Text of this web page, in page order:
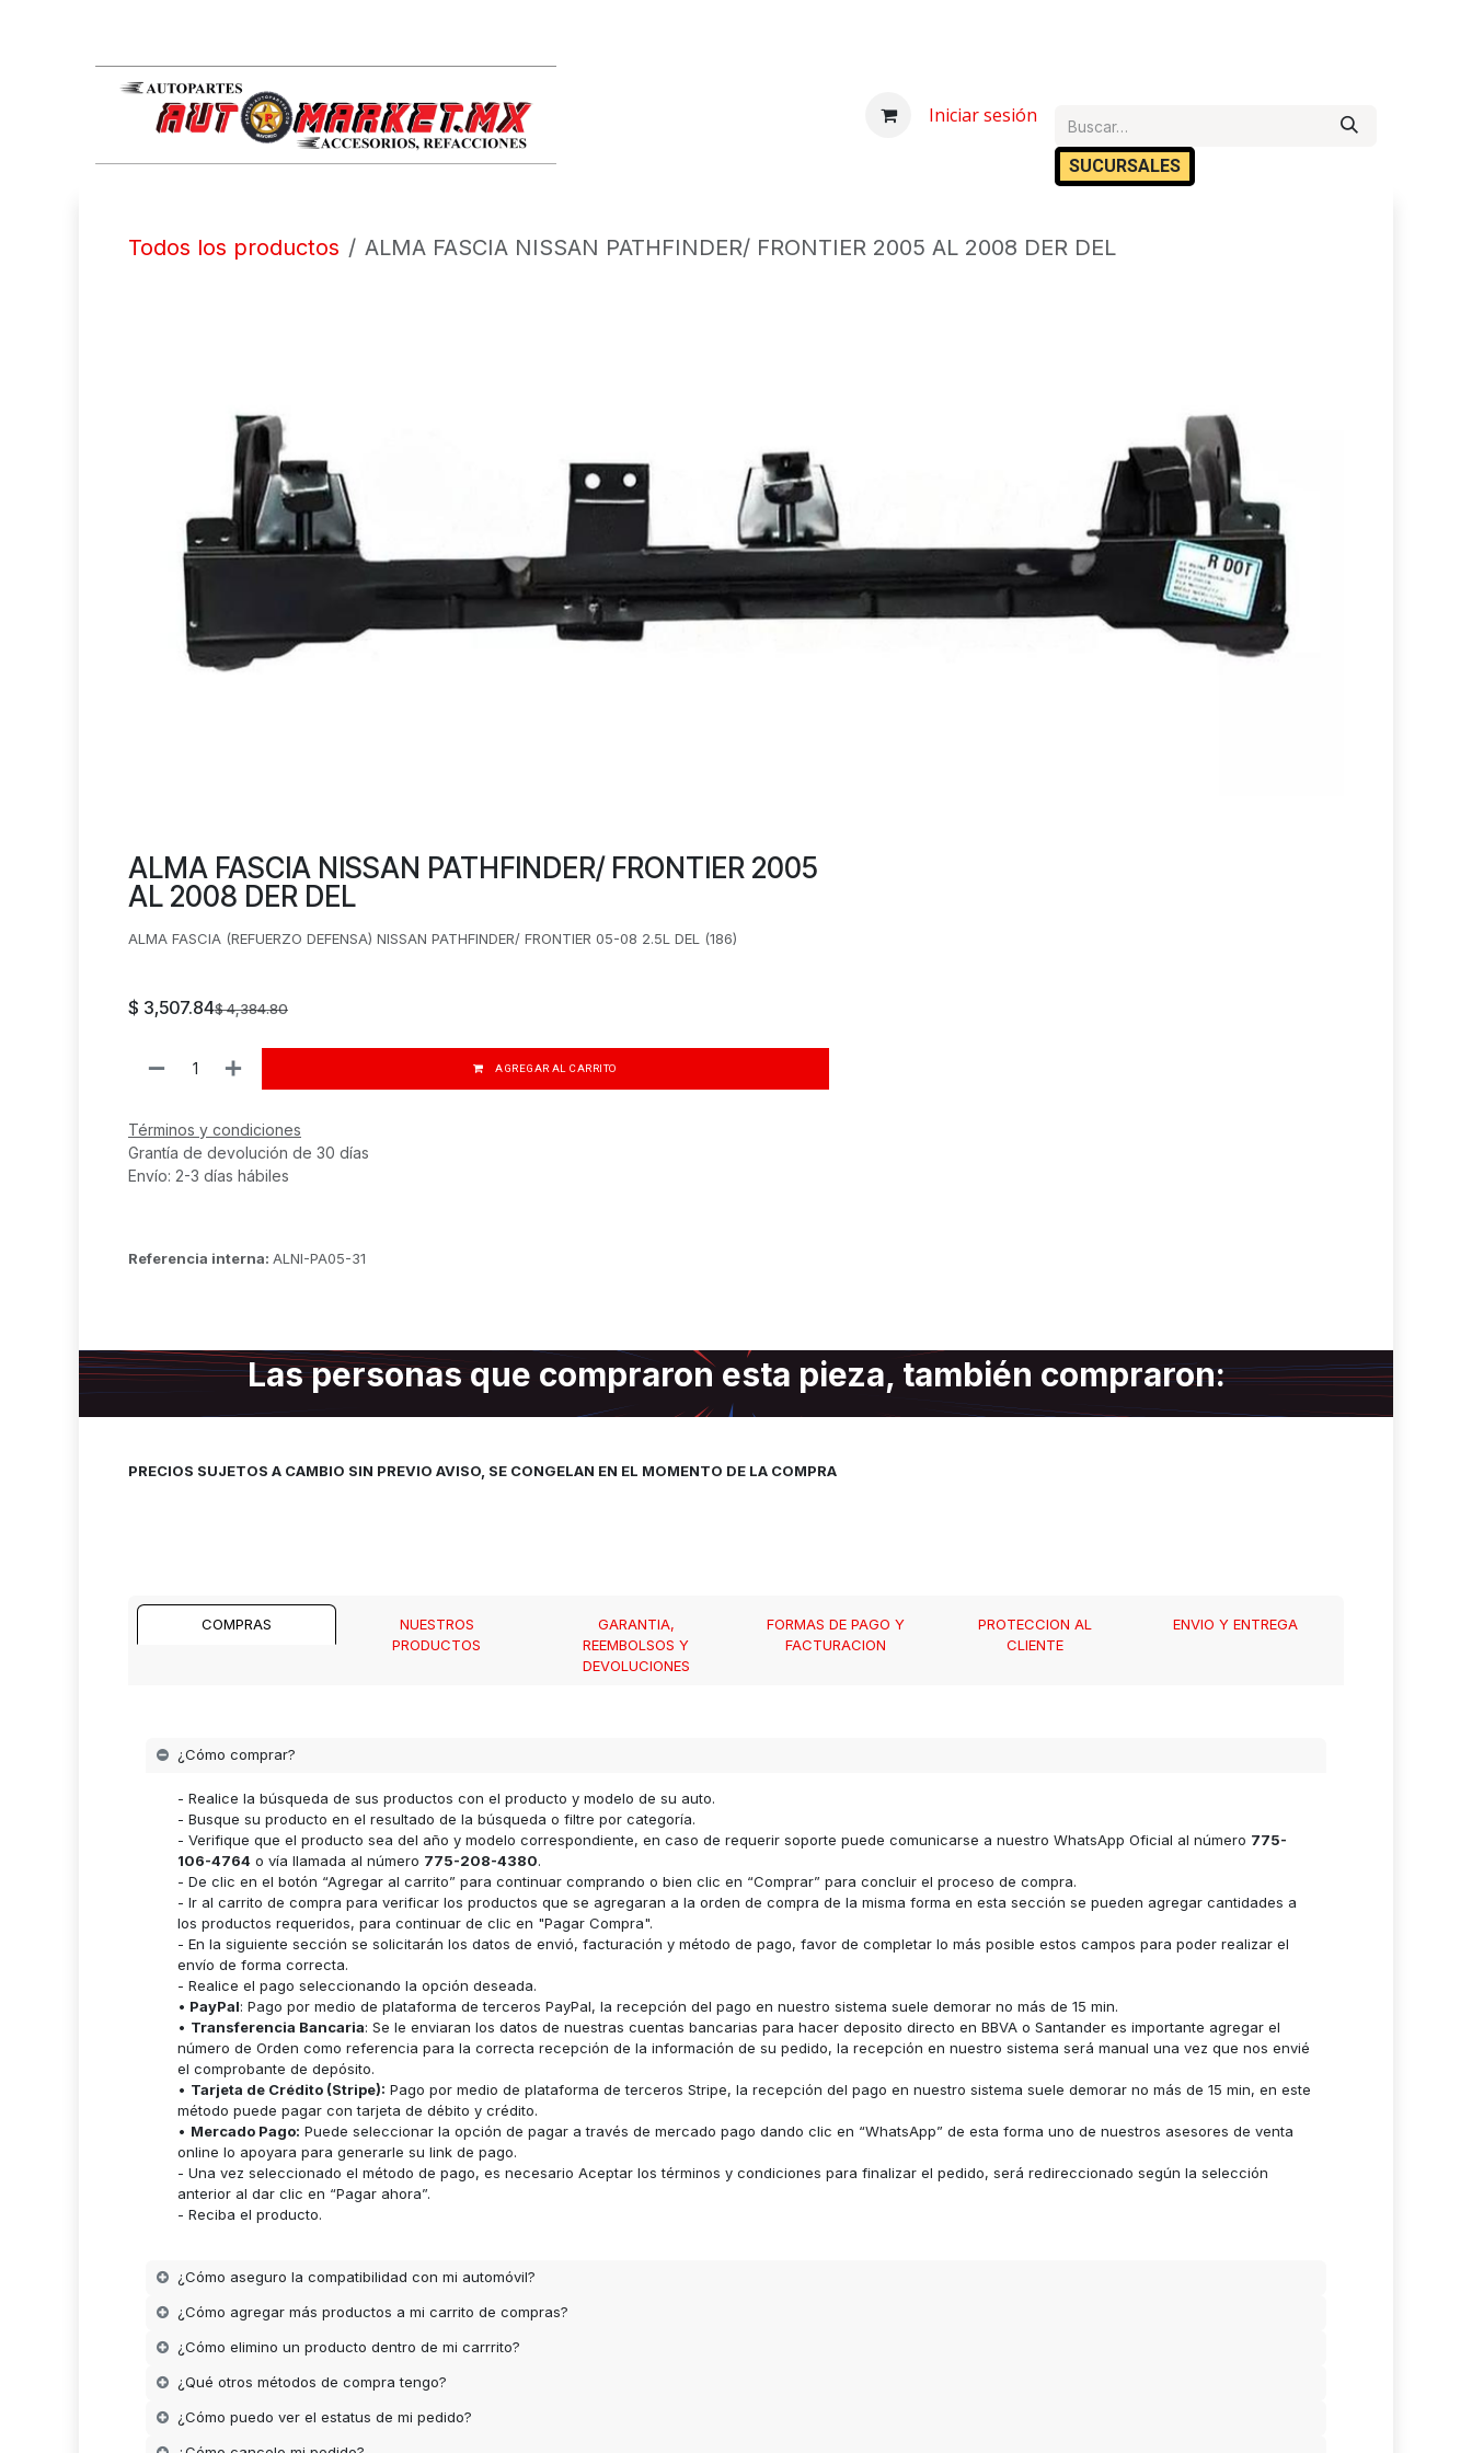
Centro de Ayuda Cita Contáctanos
Iniciar sesión
SUCURSA​​LES
Todos los productos ALMA FASCIA NISSAN PATHFINDER/ FRONTIER 2005 AL 2008 DER DEL
ALMA FASCIA NISSAN PATHFINDER/ FRONTIER 2005
AL 2008 DER DEL
ALMA FASCIA (REFUERZO DEFENSA) NISSAN PATHFINDER/ FRONTIER 05-08 2.5L DEL (186)
$ 3,507.84$4,384.80
AGREGAR AL CARRITO
Términos y condiciones
Grantía de devolución de 30 días
Envío: 2-3 días hábiles
Referencia interna: ALNI-PA05-31
Las personas que compraron esta pieza, también compraron:
PRECIOS SUJETOS A CAMBIO SIN PREVIO AVISO, SE CONGELAN EN EL MOMENTO DE LA COMPRA
COMPRAS
NUESTROS
PRODUCTOS
GARANTIA,
REEMBOLSOS Y
DEVOLUCIONES
FORMAS DE PAGO Y
FACTURACION
PROTECCION AL
CLIENTE
ENVIO Y ENTREGA
¿Cómo comprar?
- Realice la búsqueda de sus productos con el producto y modelo de su auto.
- Busque su producto en el resultado de la búsqueda o filtre por categoría.
- Verifique que el producto sea del año y modelo correspondiente, en caso de requerir soporte puede comunicarse a nuestro WhatsApp Oficial al número 775-
106-4764 o vía llamada al número 775-208-4380.
- De clic en el botón “Agregar al carrito” para continuar comprando o bien clic en “Comprar” para concluir el proceso de compra.
- Ir al carrito de compra para verificar los productos que se agregaran a la orden de compra de la misma forma en esta sección se pueden agregar cantidades a
los productos requeridos, para continuar de clic en "Pagar Compra".
- En la siguiente sección se solicitarán los datos de envió, facturación y método de pago, favor de completar lo más posible estos campos para poder realizar el
envío de forma correcta.
- Realice el pago seleccionando la opción deseada.
• PayPal: Pago por medio de plataforma de terceros PayPal, la recepción del pago en nuestro sistema suele demorar no más de 15 min.
• Transferencia Bancaria: Se le enviaran los datos de nuestras cuentas bancarias para hacer deposito directo en BBVA o Santander es importante agregar el
número de Orden como referencia para la correcta recepción de la información de su pedido, la recepción en nuestro sistema será manual una vez que nos envié
el comprobante de depósito.
• Tarjeta de Crédito (Stripe): Pago por medio de plataforma de terceros Stripe, la recepción del pago en nuestro sistema suele demorar no más de 15 min, en este
método puede pagar con tarjeta de débito y crédito.
• Mercado Pago: Puede seleccionar la opción de pagar a través de mercado pago dando clic en “WhatsApp” de esta forma uno de nuestros asesores de venta
online lo apoyara para generarle su link de pago.
- Una vez seleccionado el método de pago, es necesario Aceptar los términos y condiciones para finalizar el pedido, será redireccionado según la selección
anterior al dar clic en “Pagar ahora”.
- Reciba el producto.
¿Cómo aseguro la compatibilidad con mi automóvil?
¿Cómo agregar más productos a mi carrito de compras?
¿Cómo elimino un producto dentro de mi carrrito?
¿Qué otros métodos de compra tengo?
¿Cómo puedo ver el estatus de mi pedido?